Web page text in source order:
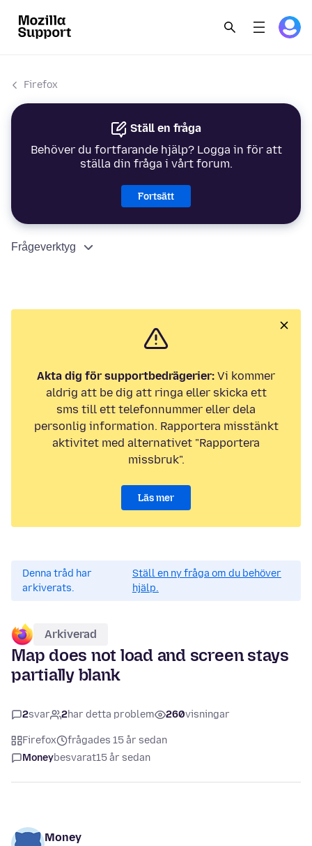
Firefox
Ställ en fråga
Behöver du fortfarande hjälp? Logga in för att
ställa din fråga i vårt forum.
Fortsätt
Frågeverktyg
Akta dig för supportbedrägerier: Vi kommer
aldrig att be dig att ringa eller skicka ett
sms till ett telefonnummer eller dela
personlig information. Rapportera misstänkt
aktivitet med alternativet "Rapportera
missbruk".
Läs mer
Denna tråd har
arkiverats.
Ställ en ny fråga om du behöver
hjälp.
Arkiverad
Map does not load and screen stays
partially blank
2svar 2har detta problem 260visningar
Firefox
frågades 15 år sedan
Moneybesvarat15 år sedan
Money